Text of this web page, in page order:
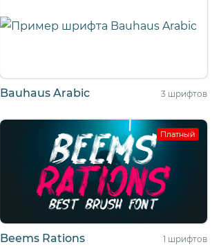
Bauhaus Arabic 3 шрифтов
Платный
Beems Rations 1 шрифтов